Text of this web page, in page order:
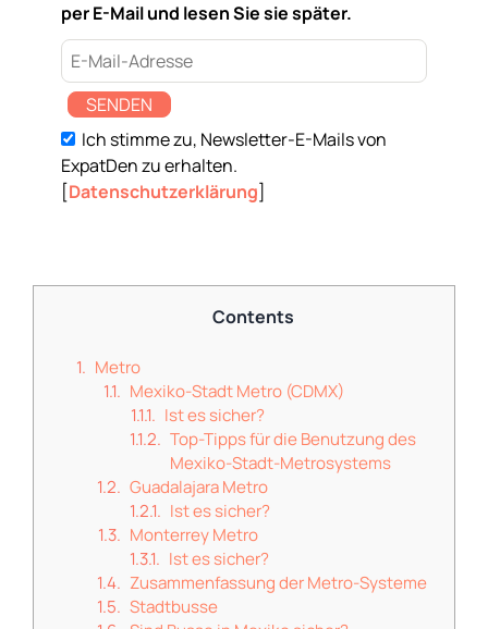
per E-Mail und lesen Sie sie später.
SENDEN
Ich stimme zu, Newsletter-E-Mails von
ExpatDen zu erhalten.
[Datenschutzerklärung]
Contents
Metro
Mexiko-Stadt Metro (CDMX)
Ist es sicher?
Top-Tipps für die Benutzung des
Mexiko-Stadt-Metrosystems
Guadalajara Metro
Ist es sicher?
Monterrey Metro
Ist es sicher?
Zusammenfassung der Metro-Systeme
Stadtbusse